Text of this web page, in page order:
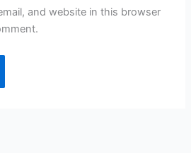
and website in this browser